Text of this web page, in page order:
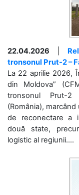
22.04.2026
tronsonul Prut-2 –
La 22 aprilie 2026,
din Moldova”
tronsonul Prut-2
(România),
de reconectare a
două state,
logistic al regiunii....